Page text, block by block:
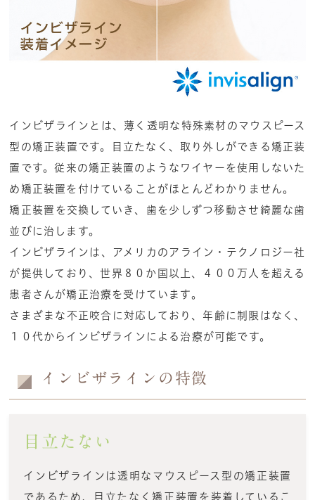
インビザラインとは、薄く透明な特殊素材のマウスピース
型の矯正装置です。目立たなく、取り外しができる矯正装
置です。従来の矯正装置のようなワイヤーを使用しないた
め矯正装置を付けていることがほとんどわかりません。
矯正装置を交換していき、歯を少しずつ移動させ綺麗な歯
並びに治します。
インビザラインは、アメリカのアライン・テクノロジー社
が提供しており、世界８０か国以上、４００万人を超える
患者さんが矯正治療を受けています。
さまざまな不正咬合に対応しており、年齢に制限はなく、
１０代からインビザラインによる治療が可能です。
インビザラインの特徴
目立たない
インビザラインは透明なマウスピース型の矯正装置
であるため、目立たなく矯正装置を装着しているこ